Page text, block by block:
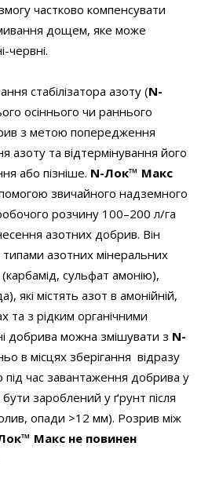
частково компенсувати
дощем, яке може
червні.
стабілізатора азоту (N-
осіннього чи раннього
з метою попередження
азоту та відтермінування його
або пізніше. N-Лок™ Макс
звичайного надземного
розчину 100–200 л/га
азотних добрив. Він
типами азотних мінеральних
сульфат амонію),
які містять азот в амонійній,
та з рідким органічними
добрива можна змішувати з N-
в місцях зберігання відразу
час завантаження добрива у
зароблений у ґрунт після
опади >12 мм). Розрив між
Макс не повинен